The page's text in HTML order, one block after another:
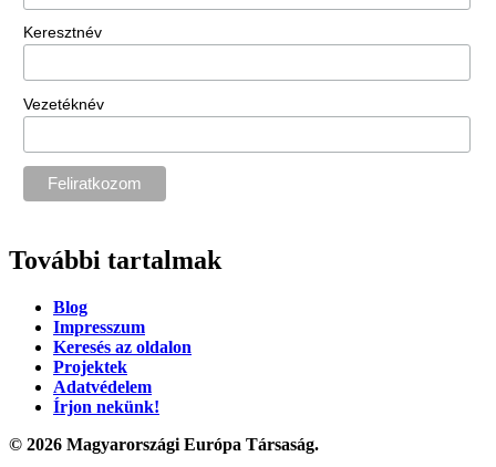
Keresztnév
Vezetéknév
További tartalmak
Blog
Impresszum
Keresés az oldalon
Projektek
Adatvédelem
Írjon nekünk!
© 2026 Magyarországi Európa Társaság.